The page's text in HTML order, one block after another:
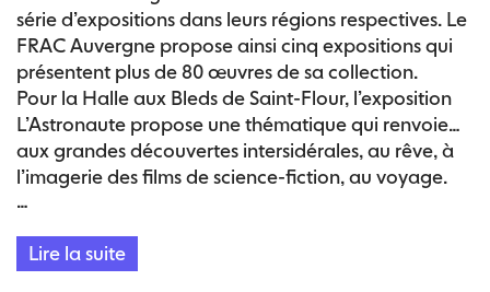
série d’expositions dans leurs régions respectives. Le
FRAC Auvergne propose ainsi cinq expositions qui
présentent plus de 80 œuvres de sa collection.
Pour la Halle aux Bleds de Saint-Flour, l’exposition
L’Astronaute propose une thématique qui renvoie
aux grandes découvertes intersidérales, au rêve, à
l’imagerie des films de science-fiction, au voyage.
L’astronaute est le voyageur, le rêveur, le
Les œuvres de l’exposition se situent ainsi entre
…
Lire la suite